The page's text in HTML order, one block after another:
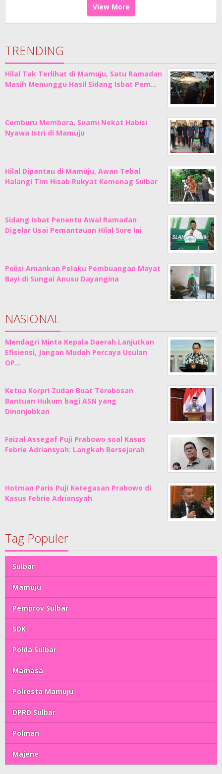
View More
TRENDING
Hilal Tak Terlihat di Mamuju, Satu Ramadan
Masih Menunggu Hasil Sidang Isbat Pem…
Cemburu Membara, Suami Nekat Habisi
Nyawa Istri di Mamuju
Hilal Dipantau di Mamuju, Awan Tebal
Halangi Tim Hisab Rukyat Kemenag Sulbar
Sidang Isbat Penentu Awal Ramadan
Digelar Usai Pemantauan Hilal Sore Ini
Polisi Amankan Pelaku Pembuangan Mayat
Bayi di Sungai Anusu Dayangina
NASIONAL
Mendagri Minta Kepala Daerah Lanjutkan
Efisiensi, Jangan Mudah Percaya Usulan
OP…
Ketua Korpri Zudan Buat Terobosan
Bantuan Hukum bagi ASN yang
Dinonjobkan
Faizal Assegaf Puji Prabowo soal Kasus
Febrie Adriansyah: Langkah Bersejarah
Hotman Paris Puji Ketegasan Prabowo di
Kasus Febrie Adriansyah
Tag Populer
Sulbar
Mamuju
Pemprov Sulbar
SDK
Polda Sulbar
Mamasa
Polresta Mamuju
DPRD Sulbar
Polman
Majene